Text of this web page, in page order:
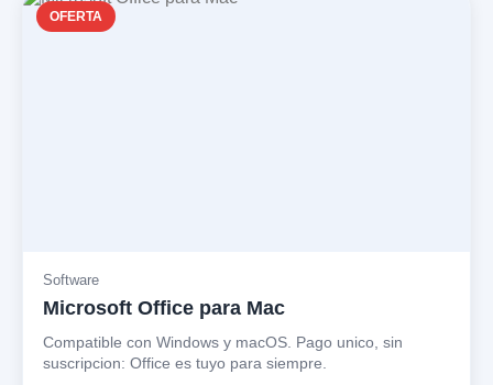
OFERTA
Software
Microsoft Office para Mac
Compatible con Windows y macOS. Pago unico, sin
suscripcion: Office es tuyo para siempre.